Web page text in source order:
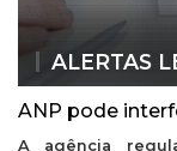
ALERTAS
ANP pode
A agência